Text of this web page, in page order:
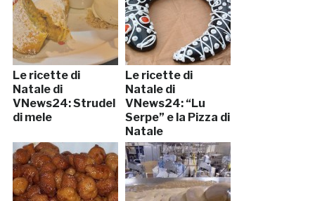
Le ricette di
Natale di
VNews24: Strudel
di mele
Le ricette di
Natale di
VNews24: “Lu
Serpe” e la Pizza di
Natale